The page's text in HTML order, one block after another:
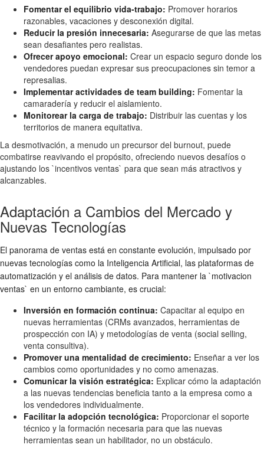
Fomentar el equilibrio vida-trabajo: Promover horarios
razonables, vacaciones y desconexión digital.
Reducir la presión innecesaria: Asegurarse de que las metas
sean desafiantes pero realistas.
Ofrecer apoyo emocional: Crear un espacio seguro donde los
vendedores puedan expresar sus preocupaciones sin temor a
represalias.
Implementar actividades de team building: Fomentar la
camaradería y reducir el aislamiento.
Monitorear la carga de trabajo: Distribuir las cuentas y los
territorios de manera equitativa.
La desmotivación, a menudo un precursor del burnout, puede
combatirse reavivando el propósito, ofreciendo nuevos desafíos o
ajustando los `incentivos ventas` para que sean más atractivos y
alcanzables.
Adaptación a Cambios del Mercado y
Nuevas Tecnologías
El panorama de ventas está en constante evolución, impulsado por
nuevas tecnologías como la Inteligencia Artificial, las plataformas de
automatización y el análisis de datos. Para mantener la `motivacion
ventas` en un entorno cambiante, es crucial:
Inversión en formación continua: Capacitar al equipo en
nuevas herramientas (CRMs avanzados, herramientas de
prospección con IA) y metodologías de venta (social selling,
venta consultiva).
Promover una mentalidad de crecimiento: Enseñar a ver los
cambios como oportunidades y no como amenazas.
Comunicar la visión estratégica: Explicar cómo la adaptación
a las nuevas tendencias beneficia tanto a la empresa como a
los vendedores individualmente.
Facilitar la adopción tecnológica: Proporcionar el soporte
técnico y la formación necesaria para que las nuevas
herramientas sean un habilitador, no un obstáculo.